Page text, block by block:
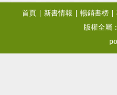
首頁 新書情報 暢銷書榜
版權全屬